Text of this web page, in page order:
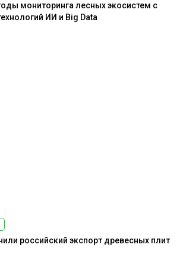
мониторинга лесных экосистем с
ИИ и Big Data
российский экспорт древесных плит